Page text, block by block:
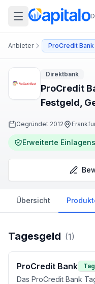
Anbieter ProCredit Bank
Direktbank
ProCredit
Festgeld,
Gegründet 2012
Erweiterte
Übersicht
Tagesgeld (1)
ProCredit Bank
Das ProCredit Bank